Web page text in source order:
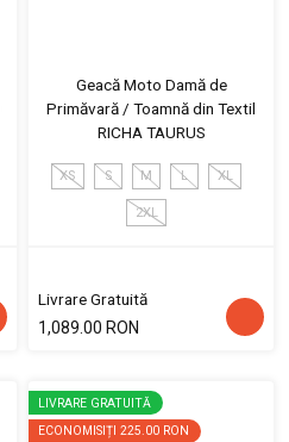
Geacă Moto Damă de
Primăvară / Toamnă din Textil
RICHA TAURUS
XS S M L XL
2XL
Livrare Gratuită
1,089.00 RON
LIVRARE GRATUITĂ
ECONOMISIȚI 225.00 RON